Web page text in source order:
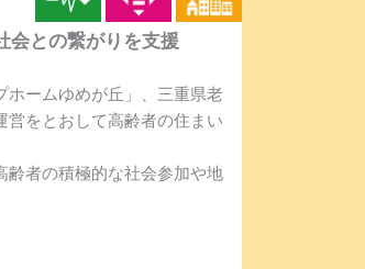
会との繋がりを支援
ホームゆめが丘」、三重県老
営をとおして高齢者の住まい
齢者の積極的な社会参加や地